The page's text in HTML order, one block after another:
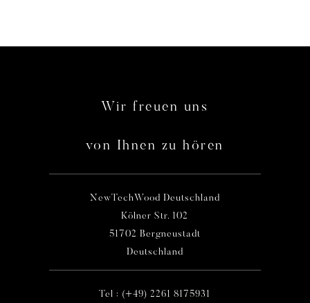
Wir freuen uns
von Ihnen zu hören
NewTechWood Deutschland
Kölner Str. 102
51702 Bergneustadt
Deutschland
Tel : (+49) 2261 8175931